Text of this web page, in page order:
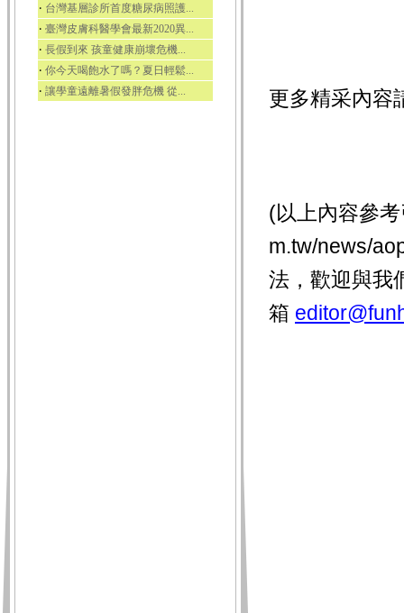
‧ 台灣基層診所首度糖尿病照護...
‧ 臺灣皮膚科醫學會最新2020異...
‧ 長假到來 孩童健康崩壞危機...
‧ 你今天喝飽水了嗎？夏日輕鬆...
‧ 讓學童遠離暑假發胖危機 從... 更多精采內容
(以上內容參
m.tw/news/
法，歡迎與我
箱